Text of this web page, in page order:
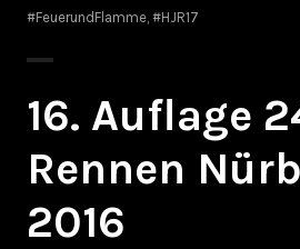
#FeuerundFlamme #HJR17
16. Auflage
Rennen
2016